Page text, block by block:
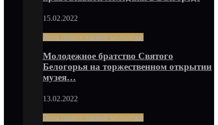
15.02.2022
День православной молодёжи
Молодежное братство Святого
Белогорья на торжественном открытии
музея…
13.02.2022
День православной молодёжи